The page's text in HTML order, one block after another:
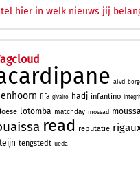
hier in welk nieuws jij
aivd
fifa givairo hadj infantino
lotomba matchday mossad moussa
read reputatie
tengstedt ueda